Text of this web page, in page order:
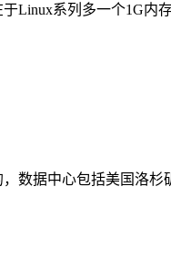
Linux系列多一个1G内
数据中心包括美国洛